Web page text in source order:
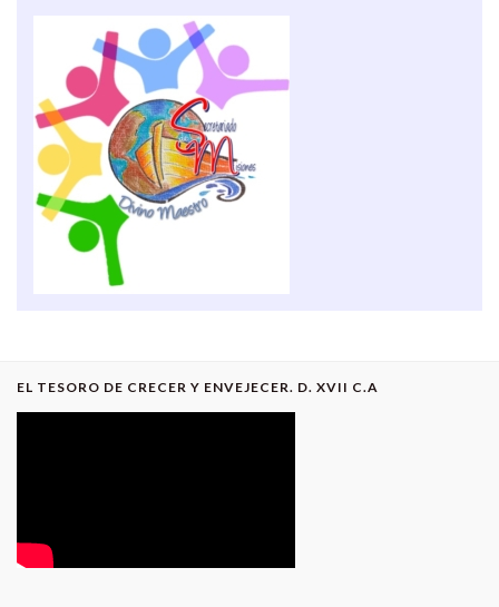
EL TESORO DE CRECER Y ENVEJECER. D. XVII C.A